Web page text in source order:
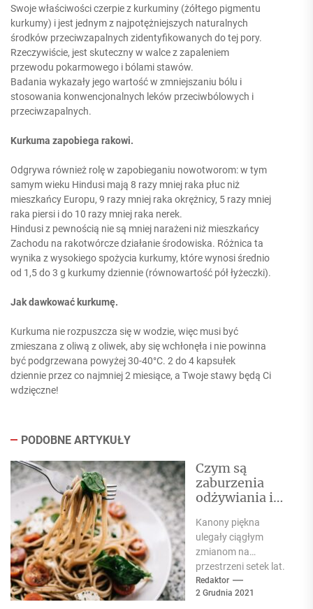
Swoje właściwości czerpie z kurkuminy (żółtego pigmentu
kurkumy) i jest jednym z najpotężniejszych naturalnych
środków przeciwzapalnych zidentyfikowanych do tej pory.
Rzeczywiście, jest skuteczny w walce z zapaleniem
przewodu pokarmowego i bólami stawów.
Badania wykazały jego wartość w zmniejszaniu bólu i
stosowania konwencjonalnych leków przeciwbólowych i
przeciwzapalnych.
Kurkuma zapobiega rakowi.
Odgrywa również rolę w zapobieganiu nowotworom: w tym
samym wieku Hindusi mają 8 razy mniej raka płuc niż
mieszkańcy Europu, 9 razy mniej raka okrężnicy, 5 razy mniej
raka piersi i do 10 razy mniej raka nerek.
Hindusi z pewnością nie są mniej narażeni niż mieszkańcy
Zachodu na rakotwórcze działanie środowiska. Różnica ta
wynika z wysokiego spożycia kurkumy, które wynosi średnio
od 1,5 do 3 g kurkumy dziennie (równowartość pół łyżeczki).
Jak dawkować kurkumę.
Kurkuma nie rozpuszcza się w wodzie, więc musi być
zmieszana z oliwą z oliwek, aby się wchłonęła i nie powinna
być podgrzewana powyżej 30-40°C. 2 do 4 kapsułek
dziennie przez co najmniej 2 miesiące, a Twoje stawy będą Ci
wdzięczne!
PODOBNE ARTYKUŁY
Czym są
zaburzenia
odżywiania i
radzić?
Kanony piękna
ulegały ciągłym
zmianom na
przestrzeni setek lat.
W obecnych czasach
w, ciągle jesteśmy
Redaktor
2 Grudnia 2021